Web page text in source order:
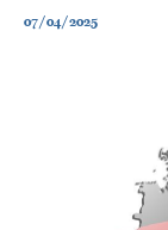
07/04/2025